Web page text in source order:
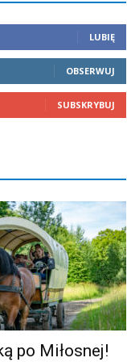
LUBIĘ
OBSERWUJ
SUBSKRYBUJ
po Miłosnej!